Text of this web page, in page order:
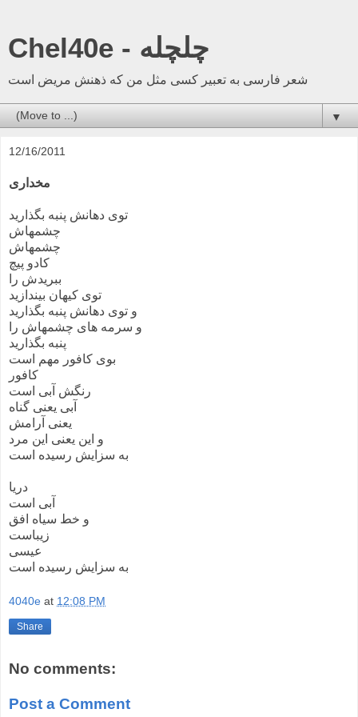
Chel40e - چلچله
شعر فارسی به تعبیر کسی مثل من که ذهنش مریض است
▼
12/16/2011
مخداری
توی دهانش پنبه بگذارید
چشمهاش
چشمهاش
کادو پیچ
ببریدش را
توی کیهان بیندازید
و توی دهانش پنبه بگذارید
و سرمه های چشمهاش را
پنبه بگذارید
بوی کافور مهم است
کافور
رنگش آبی است
آبی یعنی گناه
یعنی آرامش
و این یعنی این مرد
به سزایش رسیده است
دریا
آبی است
و خط سیاه افق
زیباست
عیسی
به سزایش رسیده است
4040e at 12:08 PM
Share
No comments:
Post a Comment